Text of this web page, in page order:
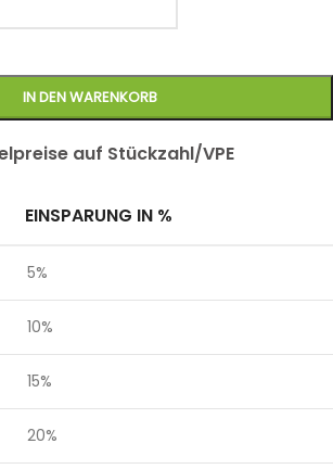
IN DEN WARENKORB
auf Stückzahl/VPE
EINSPARUNG IN %
5%
10%
15%
20%